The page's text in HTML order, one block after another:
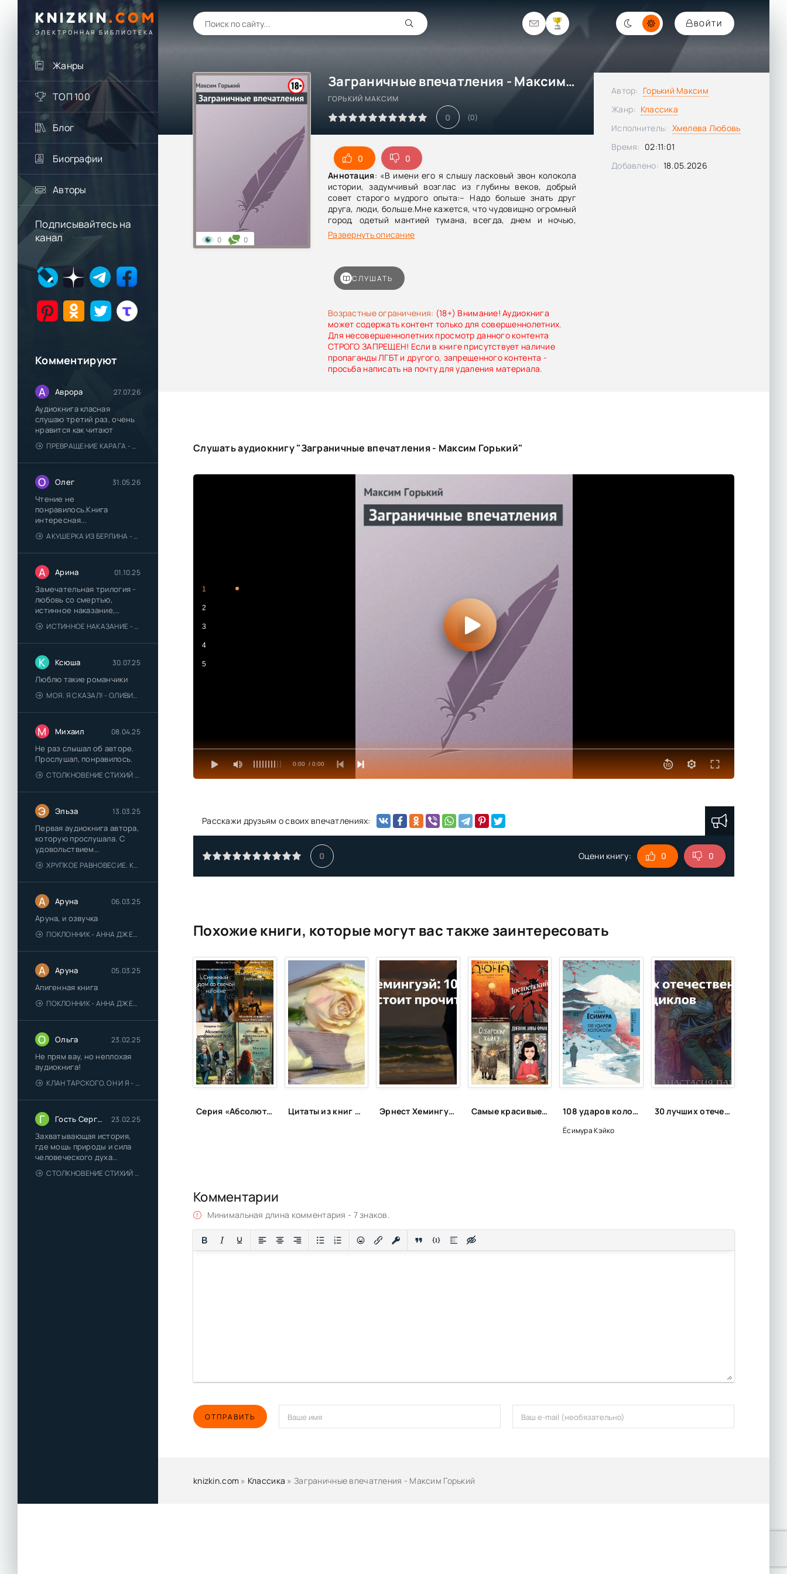
KNIZKIN. COM
ЭЛЕКТРОННАЯ БИБЛИОТЕКА
ВОЙТИ
Жанры
ТОП 100
Блог
Биографии
Авторы
Подписывайтесь на
канал
Комментируют
А Аврора 27.07.26
Аудиокнига класная
слушаю третий раз, очень
нравится как читают
ПРЕВРАЩЕНИЕ КАРАГА - КАТЯ БРАНДИС
О Олег 31.05.26
Чтение не
понравилось.Книга
интересная...
АКУШЕРКА ИЗ БЕРЛИНА - АННА СТЮАРТ
А Арина 01.10.25
Замечательная трилогия -
любовь со смертью,
истинное наказание,
любимая для монстра -
понравились
ИСТИННОЕ НАКАЗАНИЕ - ОЛЬГА ГУСЕЙНОВА
К Ксюша 30.07.25
Люблю такие романчики
МОЯ. Я СКАЗАЛ! - ОЛИВИЯ ЛЕЙК
М Михаил 08.04.25
Не раз слышал об авторе.
Прослушал, понравилось.
СТОЛКНОВЕНИЕ СТИХИЙ - ВАЛЕРИЙ ГУМИНСКИЙ
Э Эльза 13.03.25
Первая аудиокнига автора,
которую прослушала. С
удовольствием
познакомлюсь и с другими.
ХРУПКОЕ РАВНОВЕСИЕ. КНИГА 1 - АНА ШЕРРИ
А Аруна 06.03.25
Аруна, и озвучка
ПОКЛОННИК - АННА ДЖЕЙН
А Аруна 05.03.25
Апигенная книга
ПОКЛОННИК - АННА ДЖЕЙН
О Ольга 23.02.25
Не прям вау, но неплохая
аудиокнига!
КЛАН ТАРСКОГО. ОН И Я - ЕЛЕНА ТОДОРОВА (1)
Г Гость Сергей 23.02.25
Захватывающая история,
где мощь природы и сила
человеческого духа
сплетаются в напряжённый
и
СТОЛКНОВЕНИЕ СТИХИЙ - ВАЛЕРИЙ ГУМИНСКИЙ
Заграничные впечатления - Максим Горький
ГОРЬКИЙ МАКСИМ
0 (0)
0
0
Аннотация: «В имени его я слышу ласковый звон колокола
истории, задумчивый возглас из глубины веков, добрый
совет старого мудрого опыта:– Надо больше знать друг
друга, люди, больше.Мне кажется, что чудовищно огромный
город, одетый мантией тумана, всегда, днем и ночью,
упорно думает о великих драмах своего прошлого, о
бесцветных днях настоящего и с тоской, но уверенно
радости, ожидает пришествия новых людей, полных
творческой силы…»
Развернуть описание
Возрастные ограничения: (18+) Внимание! Аудиокнига
может содержать контент только для совершеннолетних.
Для несовершеннолетних просмотр данного контента
СТРОГО ЗАПРЕЩЕН! Если в книге присутствует наличие
пропаганды ЛГБТ и другого, запрещенного контента -
просьба написать на почту для удаления материала.
0 0
СЛУШАТЬ
Автор: Горький Максим
Жанр: Классика
Исполнитель: Хмелева Любовь
Время: 02:11:01
Добавлено: 18.05.2026
Слушать аудиокнигу "Заграничные впечатления - Максим Горький"
0:00 / 0:00
1
2
3
4
5
Расскажи друзьям о своих впечатлениях:
0 Оцени книгу: 0 0
Похожие книги, которые могут вас также заинтересовать
Серия «Абсолютно неправильные люди» Цитаты из книг и фильмов, которые помогут не сдаться в трудную минуту или после неудачи Эрнест Хемингуэй: 10 книг, которые стоит прочитать Самые красивые графические романы 108 ударов колокола - Кэйко Ёсимура
Ёсимура Кэйко
30 лучших отечественных фэнтези циклов
Комментарии
Минимальная длина комментария - 7 знаков.
ОТПРАВИТЬ
knizkin.com » Классика » Заграничные впечатления - Максим Горький